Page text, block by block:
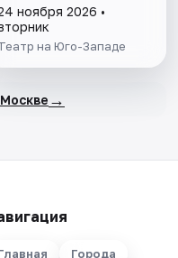
ноября 2026 •
на Юго-Западе
→
Города